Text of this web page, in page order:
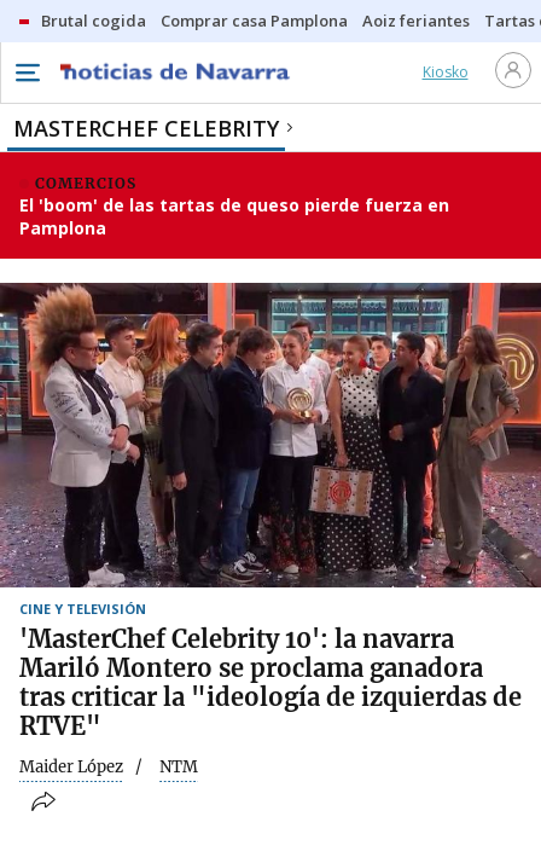
Brutal cogida Comprar casa Pamplona Aoiz feriantes Tartas
Kiosko
MASTERCHEF CELEBRITY
COMERCIOS
El 'boom' de las tartas de queso pierde fuerza en
Pamplona
CINE Y TELEVISIÓN
'MasterChef Celebrity 10': la navarra
Mariló Montero se proclama ganadora
tras criticar la "ideología de izquierdas de
RTVE"
Maider López NTM